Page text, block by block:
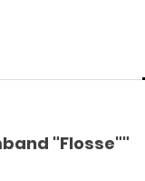
"Flosse""